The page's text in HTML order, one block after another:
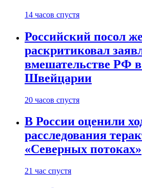
14 часов спустя
Российский посол
раскритиковал
вмешательстве РФ в
Швейцарии
20 часов спустя
В России оценили
расследования
«Северных потоках»
21 час спустя